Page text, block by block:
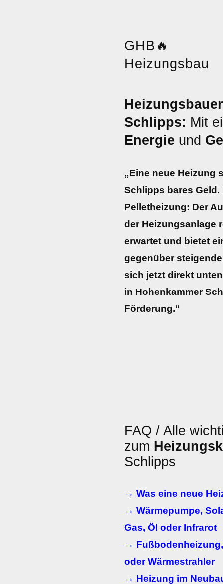
GHB 🔥
Heizungsbau
Schlipps: Mit
Energie und
„Eine neue Heizung
Schlipps bares Geld.
Pelletheizung: Der
der Heizungsanlage
erwartet und bietet
gegenüber
sich jetzt direkt
in Hohenkammer
Förderung.“
FAQ / Alle
zum
Schlipps
→ Was eine neue
→ Wärmepumpe,
Gas, Öl oder Infrarot
→
oder Wärmestrahler
→ Heizung im